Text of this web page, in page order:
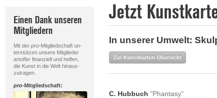
Der letzte Monat im Fokus
Alle Fokus-Werke
Fokus-Werke
Neue Werke – Auswahl
Alle neuen Werke
Einen Dank unseren
Mitgliedern
Mit der pro-Mitgliedschaft un-
terstützen unsere Mitglieder
artofferfinanziell und helfen,
die Kunst in die Welt hinaus-
zutragen.
pro-Mitgliedschaft:
Jetzt
In unserer Umwelt:
Zur Kunstkarten-Übersicht
C. Hubbuch "Phantasy"